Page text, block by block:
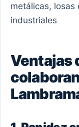
metálicas, losas
industriales
Ventajas